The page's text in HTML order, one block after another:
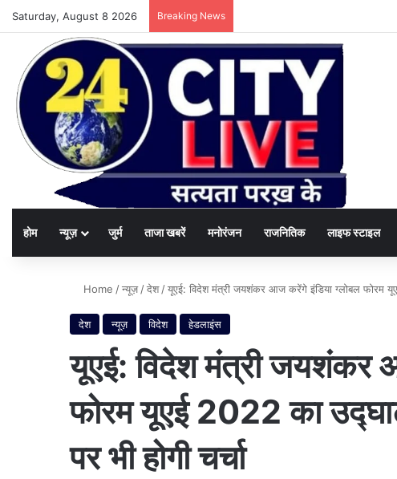
Saturday, August 8 2026 Breaking News
होम न्यूज़ जुर्म ताजा खबरें मनोरंजन राजनितिक लाइफ स्टाइल
Home /न्यूज़/देश/यूएई: विदेश मंत्री जयशंकर आज करेंगे इंडिया ग्लोबल फोरम
देश न्यूज़ विदेश हेडलाइंस
यूएई: विदेश मंत्री जयशंकर
फोरम यूएई 2022 का
पर भी होगी चर्चा